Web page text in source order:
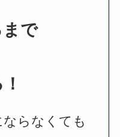
で
ならなくても